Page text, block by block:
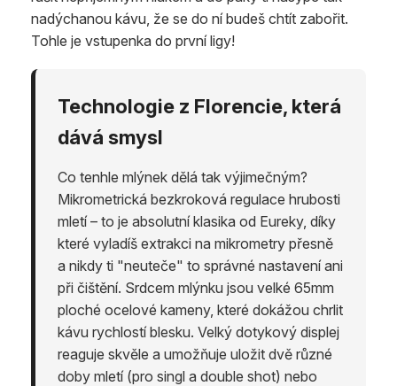
nadýchanou kávu, že se do ní budeš chtít zabořit.
Tohle je vstupenka do první ligy!
Technologie z Florencie, která
dává smysl
Co tenhle mlýnek dělá tak výjimečným?
Mikrometrická bezkroková regulace hrubosti
mletí – to je absolutní klasika od Eureky, díky
které vyladíš extrakci na mikrometry přesně
a nikdy ti "neuteče" to správné nastavení ani
při čištění. Srdcem mlýnku jsou velké 65mm
ploché ocelové kameny, které dokážou chrlit
kávu rychlostí blesku. Velký dotykový displej
reaguje skvěle a umožňuje uložit dvě různé
doby mletí (pro singl a double shot) nebo